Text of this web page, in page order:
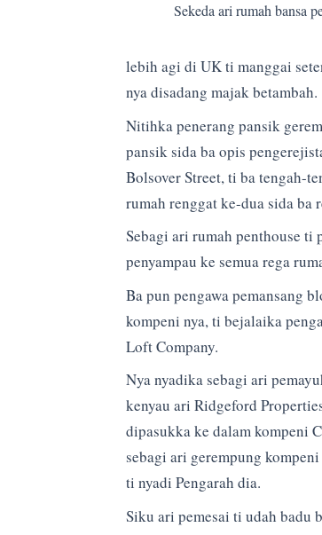
Sekeda ari rumah bansa
lebih agi di UK ti manggai
nya disadang majak betambah.
Nitihka penerang pansik
pansik sida ba opis
Bolsover Street, ti ba tengah-
rumah renggat ke-dua sida ba
Sebagi ari rumah penthouse ti
penyampau ke semua rega
Ba pun pengawa pemansang
kompeni nya, ti bejalaika
Loft Company.
Nya nyadika sebagi ari
kenyau ari Ridgeford
dipasukka ke dalam kompeni
sebagi ari gerempung
ti nyadi Pengarah dia.
Siku ari pemesai ti udah badu